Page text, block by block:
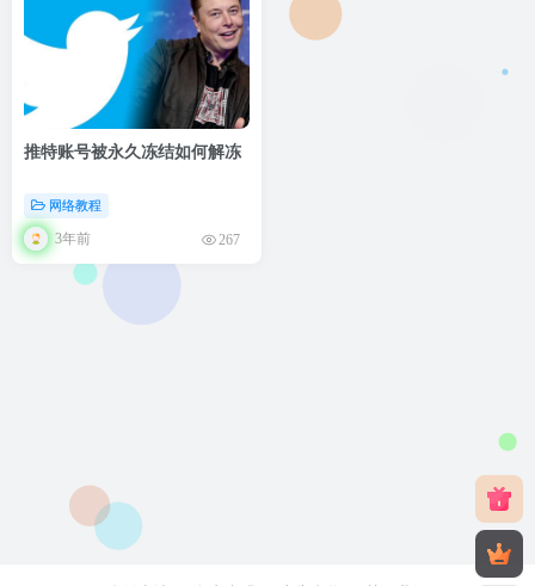
推特账号被永久冻结如何解冻
网络教程
3年前 267